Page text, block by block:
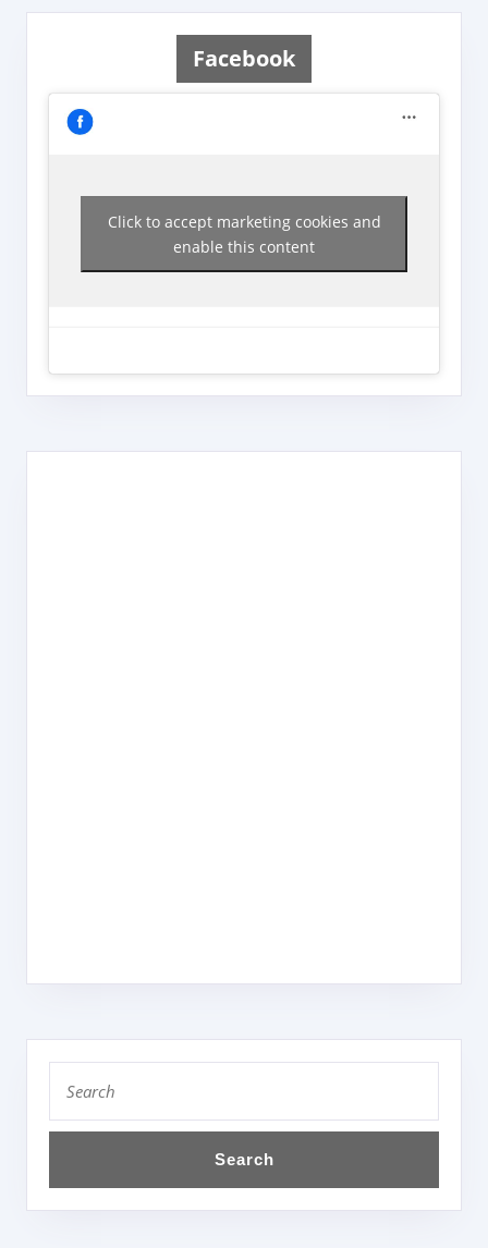
Facebook
Click to accept marketing cookies and
enable this content
for: